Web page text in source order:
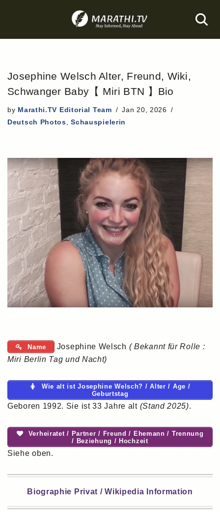
to
Josephine Welsch Alter, Freund, Wiki,
Schwanger Baby【 Miri BTN 】Bio
by Marathi.TV Editorial Team
Jan 20, 2026
Deutsch Photos ,Schauspielerin
Name Josephine Welsch ( Bekannt für Rolle :
Miri Berlin Tag und Nacht)
Wie alt ist Josephine Welsch? / Alter / Age /
Geburtstag
Geboren 1992. Sie ist 33 Jahre alt (Stand 2025).
Verheiratet / Partner / Freund / Ehemann / Trennung
/ Beziehung / Hochzeit
Siehe oben.
Biographie Privat / Wikipedia Information